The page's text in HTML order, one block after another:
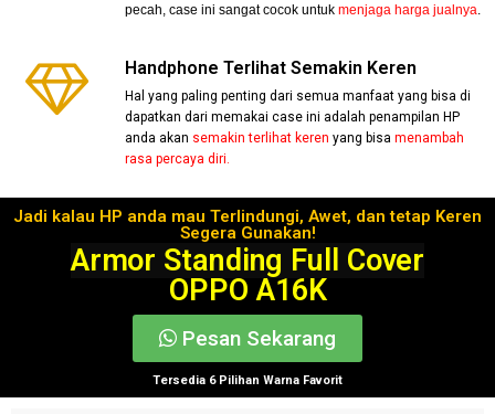
pecah, case ini sangat cocok untukmenjaga harga jualnya.
Handphone Terlihat Semakin Keren
Hal yang paling penting dari semua manfaat yang bisa di
dapatkan dari memakai case ini adalah penampilan HP
anda akan semakin terlihat keren yang bisamenambah
rasa percaya diri.
Jadi kalau HP anda mau Terlindungi, Awet, dan tetap Keren
Segera Gunakan!
Armor Standing Full Cover
OPPO A16K
Pesan Sekarang
Tersedia 6 Pilihan Warna Favorit